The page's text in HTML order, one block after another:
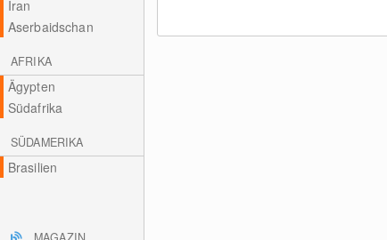
Iran
Aserbaidschan
AFRIKA
Ägypten
Südafrika
SÜDAMERIKA
Brasilien